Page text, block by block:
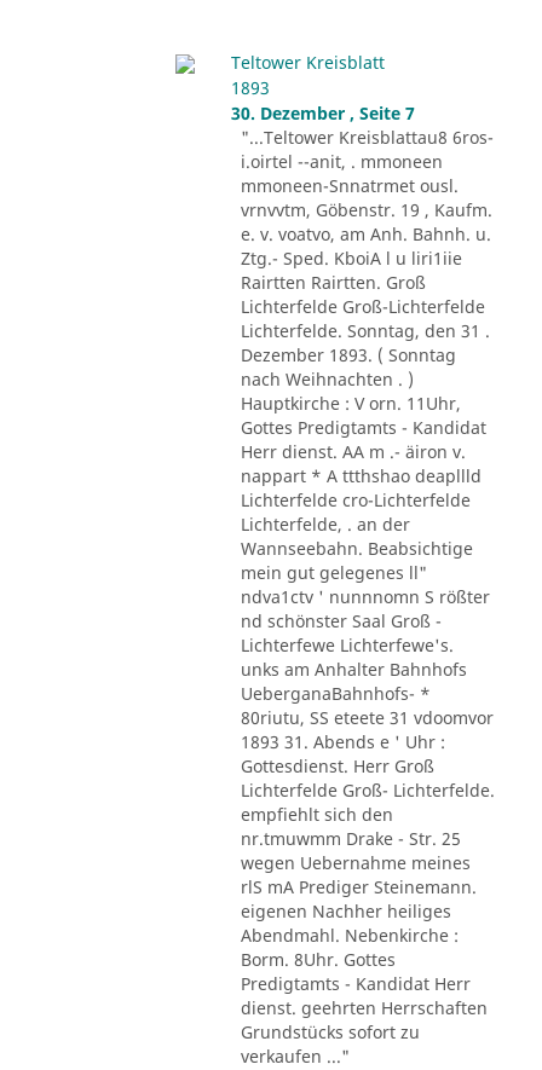
Teltower Kreisblatt
1893
30. Dezember , Seite 7
"...Teltower Kreisblattau8 6ros-
i.oirtel --anit, . mmoneen
mmoneen-Snnatrmet ousl.
vrnvvtm, Göbenstr. 19 , Kaufm.
e. v. voatvo, am Anh. Bahnh. u.
Ztg.- Sped. KboiA l u liri1iie
Rairtten Rairtten. Groß
Lichterfelde Groß-Lichterfelde
Lichterfelde. Sonntag, den 31 .
Dezember 1893. ( Sonntag
nach Weihnachten . )
Hauptkirche : V orn. 11Uhr,
Gottes Predigtamts - Kandidat
Herr dienst. AA m .- äiron v.
nappart * A ttthshao deapllld
Lichterfelde cro-Lichterfelde
Lichterfelde, . an der
Wannseebahn. Beabsichtige
mein gut gelegenes ll"
ndva1ctv ' nunnnomn S rößter
nd schönster Saal Groß -
Lichterfewe Lichterfewe's.
unks am Anhalter Bahnhofs
UeberganaBahnhofs- *
80riutu, SS eteete 31 vdoomvor
1893 31. Abends e ' Uhr :
Gottesdienst. Herr Groß
Lichterfelde Groß- Lichterfelde.
empfiehlt sich den
nr.tmuwmm Drake - Str. 25
wegen Uebernahme meines
rlS mA Prediger Steinemann.
eigenen Nachher heiliges
Abendmahl. Nebenkirche :
Borm. 8Uhr. Gottes
Predigtamts - Kandidat Herr
dienst. geehrten Herrschaften
Grundstücks sofort zu
verkaufen ..."